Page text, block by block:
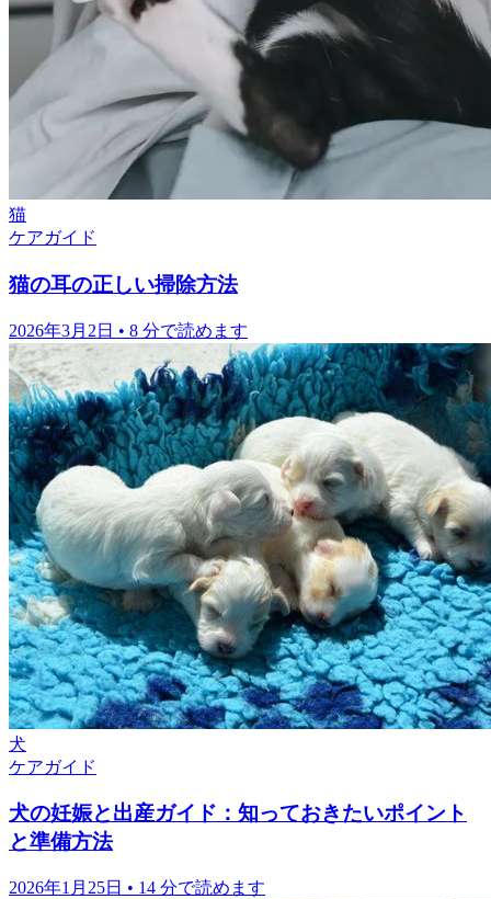
猫
ケアガイド
猫の耳の正しい掃除方法
2026年3月2日 • 8 分で読めます
犬
ケアガイド
犬の妊娠と出産ガイド：知っておきたいポイント
と準備方法
2026年1月25日 • 14 分で読めます